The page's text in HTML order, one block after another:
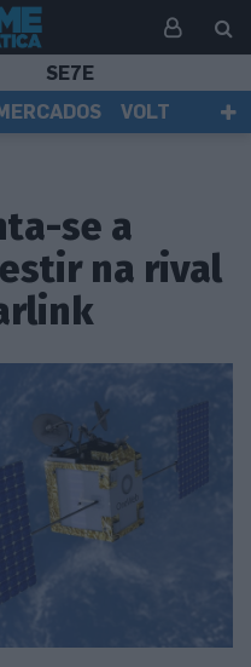
SE7E
VOLT
se a
na rival